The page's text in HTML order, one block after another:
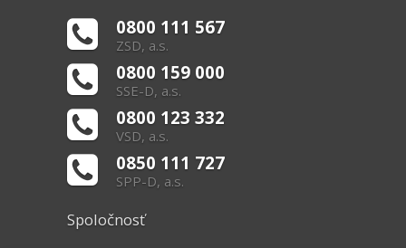
0800 111 567
ZSD, a.s.
0800 159 000
SSE-D, a.s.
0800 123 332
VSD, a.s.
0850 111 727
SPP-D, a.s.
Spoločnosť